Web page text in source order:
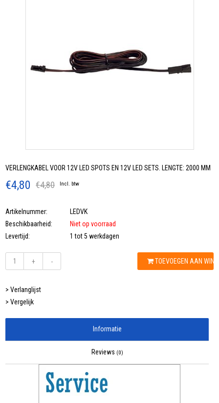
VERLENGKABEL VOOR 12V LED SPOTS EN 12V LED SETS. LENGTE: 2000 MM
€4,80 €4,80 Incl. btw
Artikelnummer:
LEDVK
Beschikbaarheid:
Niet op voorraad
Levertijd:
1 tot 5 werkdagen
+ - TOEVOEGEN AAN
> Verlanglijst
> Vergelijk
Informatie
Reviews (0)